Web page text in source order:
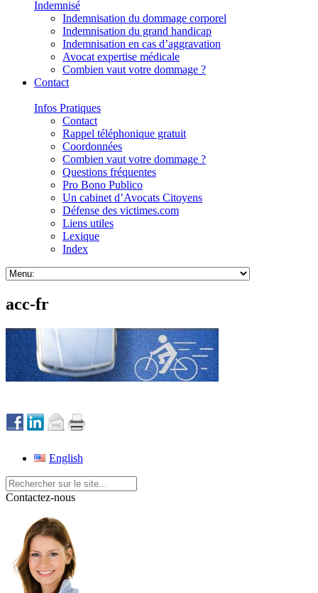
Indemnisé
Indemnisation du dommage corporel
Indemnisation du grand handicap
Indemnisation en cas d’aggravation
Avocat expertise médicale
Combien vaut votre dommage ?
Contact
Infos Pratiques
Contact
Rappel téléphonique gratuit
Coordonnées
Combien vaut votre dommage ?
Questions fréquentes
Pro Bono Publico
Un cabinet d’Avocats Citoyens
Défense des victimes.com
Liens utiles
Lexique
Index
acc-fr
English
Contactez-nous